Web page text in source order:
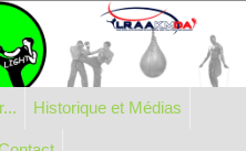
Historique et Médias